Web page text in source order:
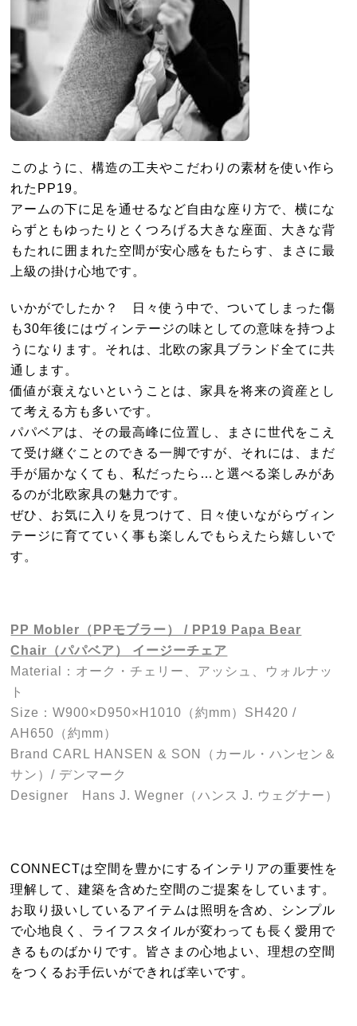
このように、構造の工夫やこだわりの素材を使い作ら
れたPP19。
アームの下に足を通せるなど自由な座り方で、横にな
らずともゆったりとくつろげる大きな座面、大きな背
もたれに囲まれた空間が安心感をもたらす、まさに最
上級の掛け心地です。
いかがでしたか？ 日々使う中で、ついてしまった傷
も30年後にはヴィンテージの味としての意味を持つよ
うになります。それは、北欧の家具ブランド全てに共
通します。
価値が衰えないということは、家具を将来の資産とし
て考える方も多いです。
パパベアは、その最高峰に位置し、まさに世代をこえ
て受け継ぐことのできる一脚ですが、それには、まだ
手が届かなくても、私だったら…と選べる楽しみがあ
るのが北欧家具の魅力です。
ぜひ、お気に入りを見つけて、日々使いながらヴィン
テージに育てていく事も楽しんでもらえたら嬉しいで
す。
PP Mobler（PPモブラー） / PP19 Papa Bear
Chair（パパベア） イージーチェア
Material：オーク・チェリー、アッシュ、ウォルナッ
ト
Size：W900×D950×H1010（約mm）SH420 /
AH650（約mm）
Brand CARL HANSEN & SON（カール・ハンセン＆
サン）/ デンマーク
Designer Hans J. Wegner（ハンス J. ウェグナー）
CONNECTは空間を豊かにするインテリアの重要性を
理解して、建築を含めた空間のご提案をしています。
お取り扱いしているアイテムは照明を含め、シンプル
で心地良く、ライフスタイルが変わっても長く愛用で
きるものばかりです。皆さまの心地よい、理想の空間
をつくるお手伝いができれば幸いです。